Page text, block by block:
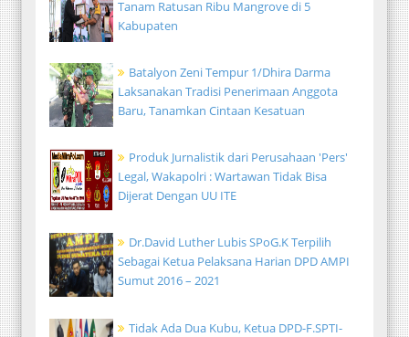
Tanam Ratusan Ribu Mangrove di 5
Kabupaten
Batalyon Zeni Tempur 1/Dhira Darma
Laksanakan Tradisi Penerimaan Anggota
Baru, Tanamkan Cintaan Kesatuan
Produk Jurnalistik dari Perusahaan 'Pers'
Legal, Wakapolri : Wartawan Tidak Bisa
Dijerat Dengan UU ITE
Dr.David Luther Lubis SPoG.K Terpilih
Sebagai Ketua Pelaksana Harian DPD AMPI
Sumut 2016 – 2021
Tidak Ada Dua Kubu, Ketua DPD-F.SPTI-